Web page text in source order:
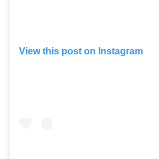
View this post on Instagram